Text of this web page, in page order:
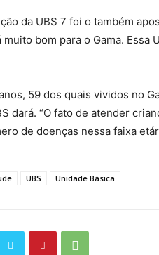
da UBS 7 foi o também
bom para o Gama. Essa
59 dos quais vividos no
dará. “O fato de atender
de doenças nessa faixa
UBS Unidade Básica